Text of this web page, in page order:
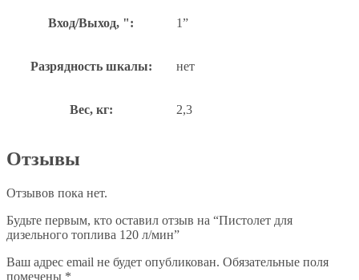
Вход/Выход, ": 1”
Разрядность шкалы: нет
Вес, кг: 2,3
Отзывы
Отзывов пока нет.
Будьте первым, кто оставил отзыв на “Пистолет для
дизельного топлива 120 л/мин”
Ваш адрес email не будет опубликован. Обязательные поля
помечены *